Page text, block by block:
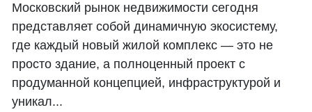
Московский рынок недвижимости сегодня
представляет собой динамичную экосистему,
где каждый новый жилой комплекс — это не
просто здание, а полноценный проект с
продуманной концепцией, инфраструктурой и
уникал...